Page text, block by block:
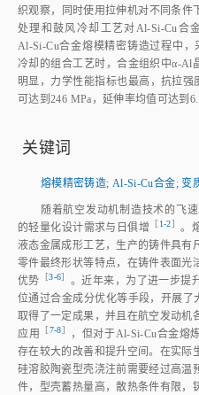
织观察，同时使用拉伸机对不同条件
处理和鼓风冷却工艺对Al‑Si‑Cu
Al‑Si‑Cu合金熔模精密铸造过程中
冷却的组合工艺时，合金组织中α‑Al
明显，力学性能指标也最高，抗拉强
可达到246 MPa，延伸率均值可达到
关键词
熔模精密铸造; Al‑Si‑Cu合金; 变
随着航空发动机制造技术的飞
的轻量化设计需求与日俱增 ［ 1‑2］ 。
液态金属成形工艺，生产的铸件具有
零件最终形状等特点，在铸件表面光
优势 ［3‑6］ 。近年来，为了进一步提
位通过合金成分优化等手段，开展了
取得了一定成果，并且在航空发动机
应用 ［7‑8］
，但对于Al‑Si‑Cu合金熔
存在较大的改善和提升空间。在实际
硅溶胶陶瓷型壳浇注前需要经过高温
件，型壳蓄热量高，散热条件有限，